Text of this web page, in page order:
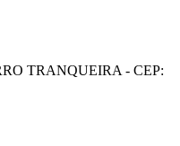
TRANQUEIRA - CEP: